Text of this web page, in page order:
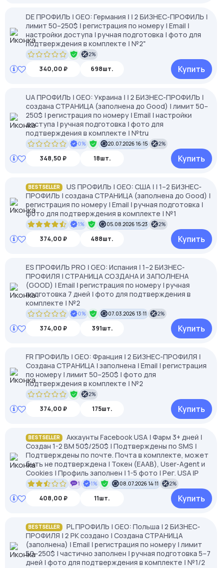
DE ПРОФИЛЬ | GEO: Германия | | 2 БИЗНЕС-ПРОФИЛЬ |
лимит 50–250$ | регистрация по номеру | Email |
настройки доступа | ручная подготовка | фото для
подтверждения в комплекте | №2"
2%
340,00 ₽ 698шт. Купить
UA ПРОФИЛЬ | GEO: Украина | | 2 БИЗНЕС-ПРОФИЛЬ |
создана СТРАНИЦА (заполнена до Good) | лимит 50–
250$ | регистрация по номеру | Email | настройки
доступа | ручная подготовка | фото для
подтверждения в комплекте | №tru
0% 20.07.2026 16:15 2%
348,50 ₽ 18шт. Купить
BESTSELLER
US ПРОФИЛЬ | GEO: США | | 1–2 БИЗНЕС-
ПРОФИЛЬ | создана СТРАНИЦА (заполнена до Good) |
регистрация по номеру | Email | ручная подготовка |
фото для подтверждения в комплекте | №1
1% 05.08.2026 15:23 2%
374,00 ₽ 488шт. Купить
ES ПРОФИЛЬ PRO | GEO: Испания | 1–2 БИЗНЕС-
ПРОФИЛЯ | СТРАНИЦА СОЗДАНА И ЗАПОЛНЕНА
(GOOD) | Email | регистрация по номеру | ручная
подготовка 7 дней | фото для подтверждения в
комплекте | №2
0% 07.03.2026 13:11 2%
374,00 ₽ 391шт. Купить
FR ПРОФИЛЬ | GEO: Франция | 2 БИЗНЕС-ПРОФИЛЯ |
Создана СТРАНИЦА | заполнена | Email | регистрация
по номеру | лимит 50–250$ | фото для
подтверждения в комплекте | №2
2%
374,00 ₽ 175шт. Купить
BESTSELLER
Аккаунты Facebook USA | Фарм 3+ дней |
Создан 1-2 BM 50$/250$ | Подтверждены по SMS |
Подтверждены по почте. Почта в комплекте, может
быть не подтверждена | Токен (EAAB), User-Agent и
Cookies | Профиль заполнен | 1-5 фото | Рег. USA IP
1 1% 08.07.2026 14:11 2%
408,00 ₽ 11шт. Купить
BESTSELLER
PL ПРОФИЛЬ | GEO: Польша | 2 БИЗНЕС-
ПРОФИЛЯ | 2 РК создано | Создана СТРАНИЦА
(заполнена) | Email | регистрация по номеру | лимит
50–250$ | частично заполнен | ручная подготовка 5–7
дней | фото для подтверждения в комплекте | №1/2